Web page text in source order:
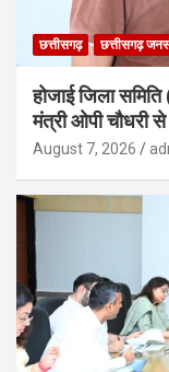
छत्तीसगढ़ छत्तीसगढ़
होजाई जिला
मंत्री ओपी चौधरी
August 7, 2026